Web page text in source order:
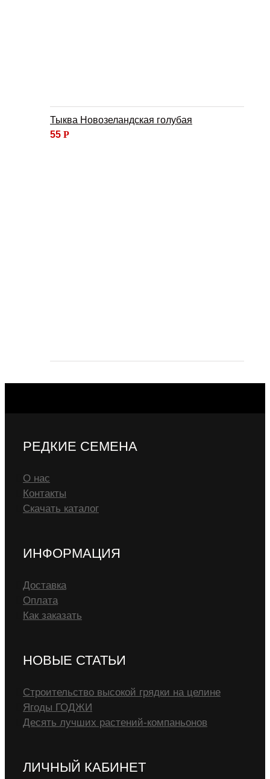
Тыква Новозеландская голубая
55 Р
РЕДКИЕ СЕМЕНА
О нас
Контакты
Скачать каталог
ИНФОРМАЦИЯ
Доставка
Оплата
Как заказать
НОВЫЕ СТАТЬИ
Строительство высокой грядки на целине
Ягоды ГОДЖИ
Десять лучших растений-компаньонов
ЛИЧНЫЙ КАБИНЕТ